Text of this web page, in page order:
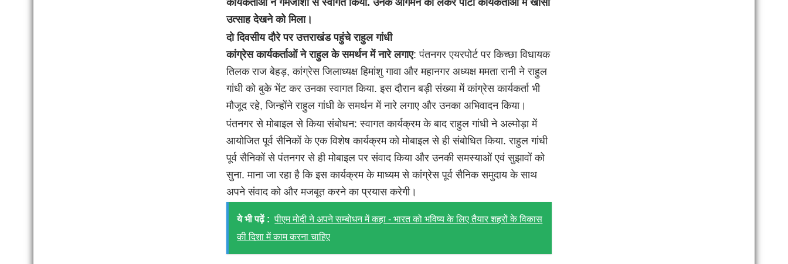
कार्यकर्ताओं ने गर्मजोशी से स्वागत किया. उनके आगमन को लेकर पार्टी कार्यकर्ताओं में खासा
उत्साह देखने को मिला।
दो दिवसीय दौरे पर उत्तराखंड पहुंचे राहुल गांधी
कांग्रेस कार्यकर्ताओं ने राहुल के समर्थन में नारे लगाए: पंतनगर एयरपोर्ट पर किच्छा विधायक
तिलक राज बेहड़, कांग्रेस जिलाध्यक्ष हिमांशु गावा और महानगर अध्यक्ष ममता रानी ने राहुल
गांधी को बुके भेंट कर उनका स्वागत किया. इस दौरान बड़ी संख्या में कांग्रेस कार्यकर्ता भी
मौजूद रहे, जिन्होंने राहुल गांधी के समर्थन में नारे लगाए और उनका अभिवादन किया।
पंतनगर से मोबाइल से किया संबोधन: स्वागत कार्यक्रम के बाद राहुल गांधी ने अल्मोड़ा में
आयोजित पूर्व सैनिकों के एक विशेष कार्यक्रम को मोबाइल से ही संबोधित किया. राहुल गांधी
पूर्व सैनिकों से पंतनगर से ही मोबाइल पर संवाद किया और उनकी समस्याओं एवं सुझावों को
सुना. माना जा रहा है कि इस कार्यक्रम के माध्यम से कांग्रेस पूर्व सैनिक समुदाय के साथ
अपने संवाद को और मजबूत करने का प्रयास करेगी।
ये भी पढ़ें : पीएम मोदी ने अपने सम्बोधन में कहा - भारत को भविष्य के लिए तैयार शहरों के विकास
की दिशा में काम करना चाहिए